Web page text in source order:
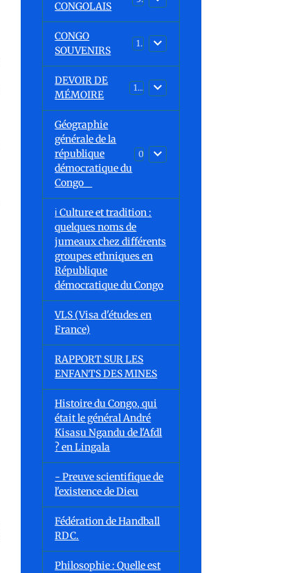
CONGOLAIS
CONGO
SOUVENIRS
1
DEVOIR DE
MÉMOIRE
13
Géographie
générale de la
république
démocratique du
Congo
ℹ️ Culture et tradition :
quelques noms de
jumeaux chez différents
groupes ethniques en
République
démocratique du Congo
VLS (Visa d'études en
France)
RAPPORT SUR LES
ENFANTS DES MINES
Histoire du Congo, qui
était le général André
Kisasu Ngandu de l'Afdl
? en Lingala
- Preuve scientifique de
l'existence de Dieu
Fédération de Handball
RDC.
Philosophie : Quelle est